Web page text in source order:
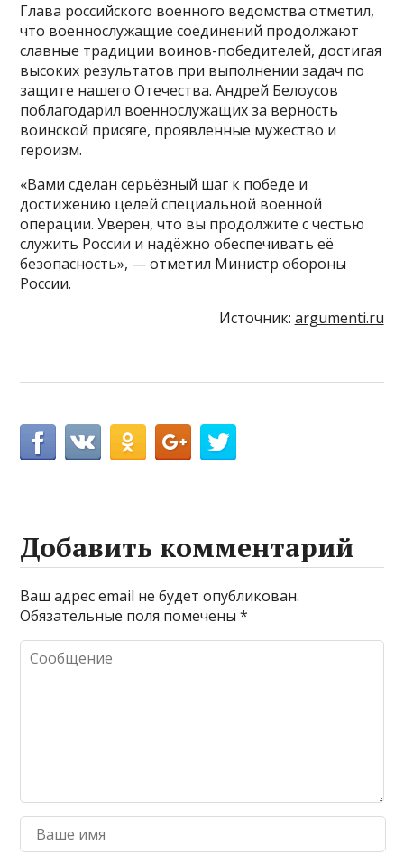
Глава российского военного ведомства отметил,
что военнослужащие соединений продолжают
славные традиции воинов-победителей, достигая
высоких результатов при выполнении задач по
защите нашего Отечества. Андрей Белоусов
поблагодарил военнослужащих за верность
воинской присяге, проявленные мужество и
героизм.
«Вами сделан серьёзный шаг к победе и
достижению целей специальной военной
операции. Уверен, что вы продолжите с честью
служить России и надёжно обеспечивать её
безопасность», — отметил Министр обороны
России.
Источник: argumenti.ru
Добавить комментарий
Ваш адрес email не будет опубликован.
Обязательные поля помечены*